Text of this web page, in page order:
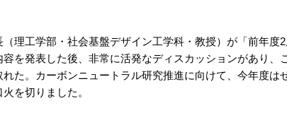
理工学部・社会基盤デザイン工学科・教授）が「前年度
容を発表した後、非常に活発なディスカッションがあり、
た。カーボンニュートラル研究推進に向けて、今年度は
を切りました。